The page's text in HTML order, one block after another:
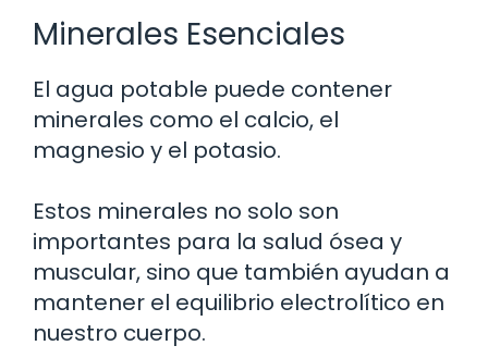
Minerales Esenciales
El agua potable puede contener
minerales como el calcio, el
magnesio y el potasio.
Estos minerales no solo son
importantes para la salud ósea y
muscular, sino que también ayudan a
mantener el equilibrio electrolítico en
nuestro cuerpo.